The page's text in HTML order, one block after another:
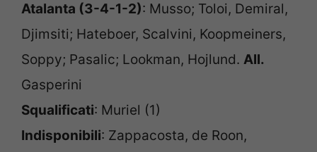
Atalanta (3-4-1-2): Musso; Toloi, Demiral,
Djimsiti; Hateboer, Scalvini, Koopmeiners,
Soppy; Pasalic; Lookman, Hojlund. All.
Gasperini
Squalificati: Muriel (1)
Indisponibili: Zappacosta, de Roon,